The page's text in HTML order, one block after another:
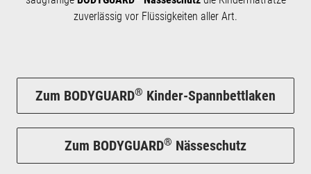
zuverlässig vor Flüssigkeiten aller Art.
Zum BODYGUARD® Kinder-Spannbettlaken
Zum BODYGUARD® Nässeschutz